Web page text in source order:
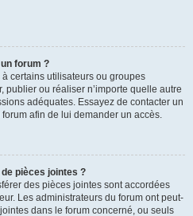
forum ?
certains utilisateurs ou groupes
publier ou réaliser n’importe quelle autre
adéquates. Essayez de contacter un
afin de lui demander un accès.
pièces jointes ?
des pièces jointes sont accordées
Les administrateurs du forum ont peut-
dans le forum concerné, ou seuls